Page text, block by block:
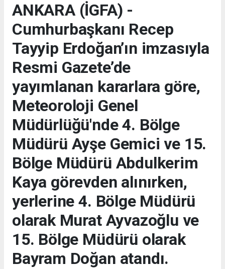
ANKARA (İGFA) -
Cumhurbaşkanı Recep
Tayyip Erdoğan’ın imzasıyla
Resmi Gazete’de
yayımlanan kararlara göre,
Meteoroloji Genel
Müdürlüğü'nde 4. Bölge
Müdürü Ayşe Gemici ve 15.
Bölge Müdürü Abdulkerim
Kaya görevden alınırken,
yerlerine 4. Bölge Müdürü
olarak Murat Ayvazoğlu ve
15. Bölge Müdürü olarak
Bayram Doğan atandı.